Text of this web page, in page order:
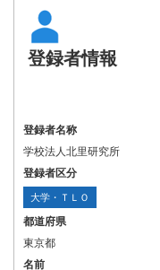
登録者情報
登録者名称
学校法人北里研究所
登録者区分
大学・ＴＬＯ
都道府県
東京都
名前